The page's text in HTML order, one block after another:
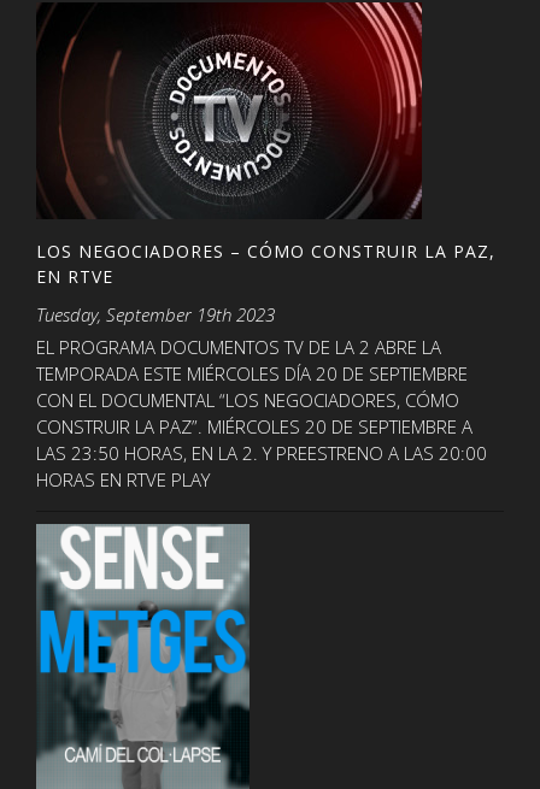
LOS NEGOCIADORES – CÓMO CONSTRUIR LA PAZ,
EN RTVE
Tuesday, September 19th 2023
EL PROGRAMA DOCUMENTOS TV DE LA 2 ABRE LA
TEMPORADA ESTE MIÉRCOLES DÍA 20 DE SEPTIEMBRE
CON EL DOCUMENTAL “LOS NEGOCIADORES, CÓMO
CONSTRUIR LA PAZ”. MIÉRCOLES 20 DE SEPTIEMBRE A
LAS 23:50 HORAS, EN LA 2. Y PREESTRENO A LAS 20:00
HORAS EN RTVE PLAY